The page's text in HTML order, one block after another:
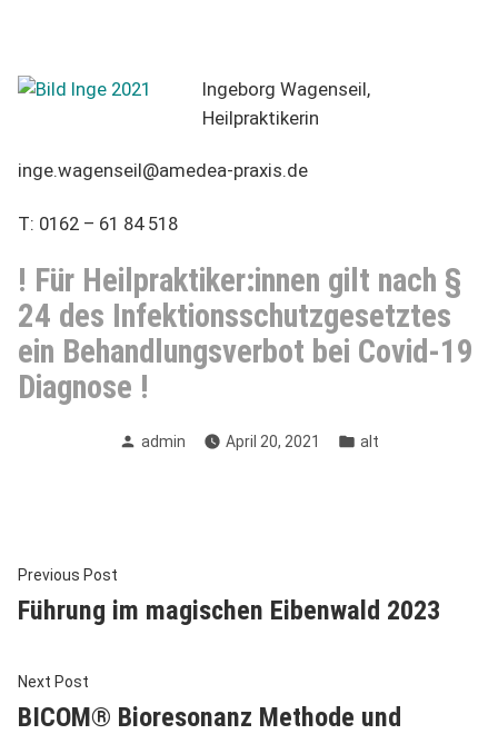
Ingeborg Wagenseil,
Heilpraktikerin
inge.wagenseil@amedea-praxis.de
T: 0162 – 61 84 518
! Für Heilpraktiker:innen gilt nach §
24 des Infektionsschutzgesetztes
ein Behandlungsverbot bei Covid-19
Diagnose !
Posted
admin April 20, 2021
Posted
alt
Beitragsnavigation
Previous Post
post:
Führung im magischen Eibenwald 2023
Next Post
post:
BICOM® Bioresonanz Methode und